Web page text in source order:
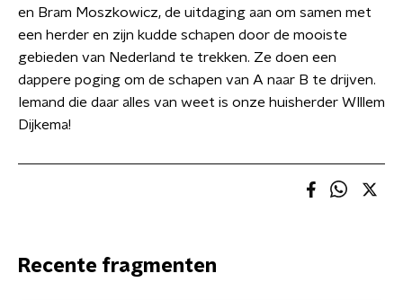
en Bram Moszkowicz, de uitdaging aan om samen met
een herder en zijn kudde schapen door de mooiste
gebieden van Nederland te trekken. Ze doen een
dappere poging om de schapen van A naar B te drijven.
Iemand die daar alles van weet is onze huisherder WIllem
Dijkema!
Recente fragmenten